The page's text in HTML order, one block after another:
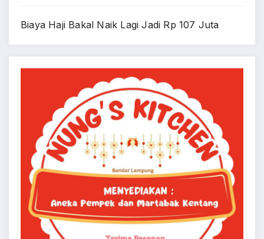
Biaya Haji Bakal Naik Lagi Jadi Rp 107 Juta